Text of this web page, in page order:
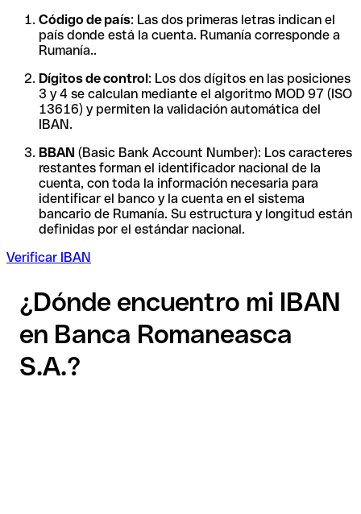
Código de país: Las dos primeras letras indican el
país donde está la cuenta. Rumanía corresponde a
Rumanía..
Dígitos de control: Los dos dígitos en las posiciones
3 y 4 se calculan mediante el algoritmo MOD 97 (ISO
13616) y permiten la validación automática del
IBAN.
BBAN (Basic Bank Account Number): Los caracteres
restantes forman el identificador nacional de la
cuenta, con toda la información necesaria para
identificar el banco y la cuenta en el sistema
bancario de Rumanía. Su estructura y longitud están
definidas por el estándar nacional.
Verificar IBAN
¿Dónde encuentro mi IBAN
en Banca Romaneasca
S.A.?